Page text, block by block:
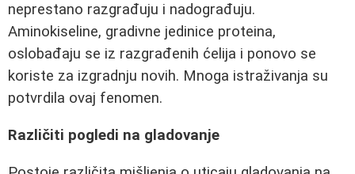
neprestano razgrađuju i nadograđuju.
Aminokiseline, gradivne jedinice proteina,
oslobađaju se iz razgrađenih ćelija i ponovo se
koriste za izgradnju novih. Mnoga istraživanja su
potvrdila ovaj fenomen.
Različiti pogledi na gladovanje